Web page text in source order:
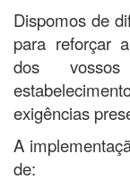
Dispomos de
para reforçar
dos
exigências
A
de: